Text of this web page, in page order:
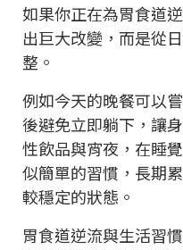
如果你正在為胃食道
出巨大改變，而是從
整。
例如今天的晚餐可以
後避免立即躺下，讓
性飲品與宵夜，在睡
似簡單的習慣，長期
較穩定的狀態。
胃食道逆流與生活習